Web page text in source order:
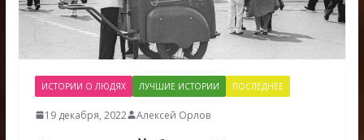
ИСТОРИИ О ЛЮДЯХ ЛУЧШИЕ ИСТОРИИ ПОСЛЕДНЕЕ
19 декабря, 2022 Алексей Орлов